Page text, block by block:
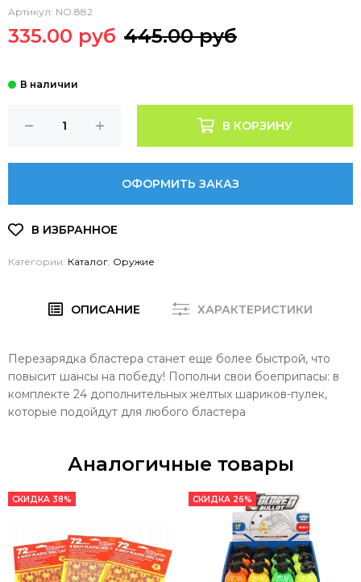
Артикул: NO.882
335.00 руб 445.00 руб
В КОРЗИНУ
ОФОРМИТЬ ЗАКАЗ
Категории: Каталог Оружие
ОПИСАНИЕ ХАРАКТЕРИСТИКИ
Перезарядка бластера станет еще более быстрой, что
повысит шансы на победу! Пополни свои боеприпасы: в
комплекте 24 дополнительных желтых шариков-пулек,
которые подойдут для любого бластера
Аналогичные товары
СКИДКА 38% СКИДКА 26%